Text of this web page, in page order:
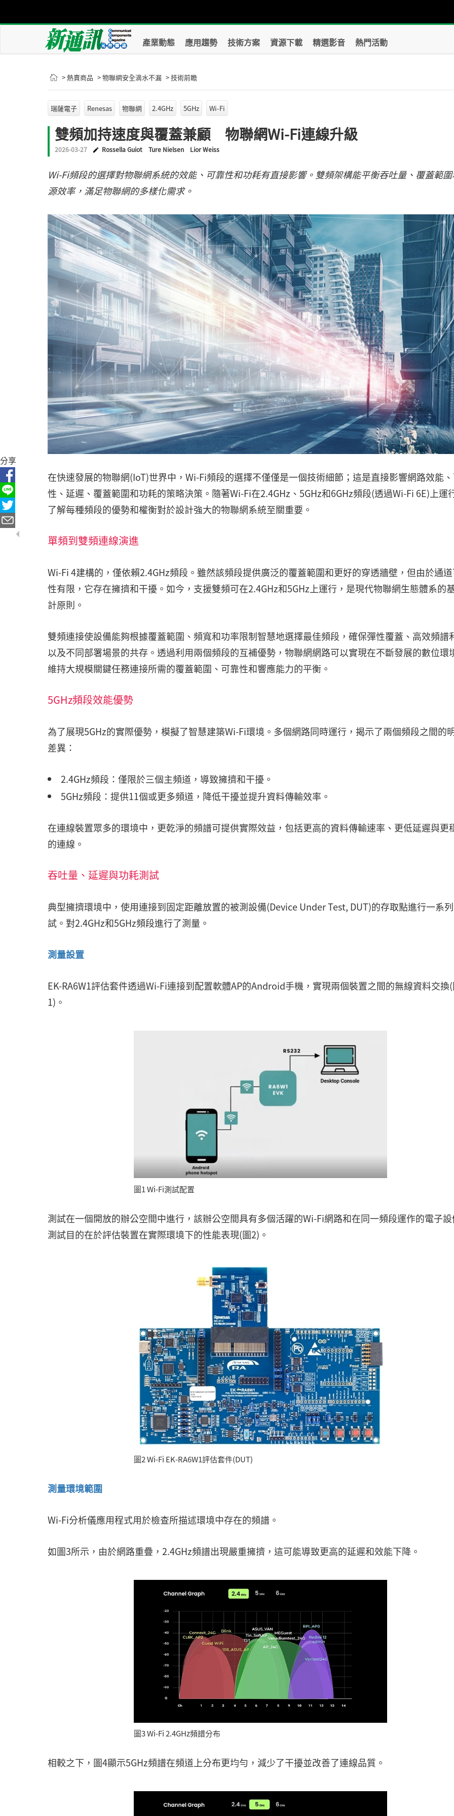
產業動態 應用趨勢 技術方案 資源下載 精選影音 熱門活動
> 熱賣商品 > 物聯網安全滴水不漏 > 技術前瞻
瑞薩電子 Renesas 物聯網 2.4GHz 5GHz Wi-Fi
雙頻加持速度與覆蓋兼顧 物聯網Wi-Fi連線升級
2026-03-27 Rossella Guiot Ture Nielsen Lior Weiss
Wi-Fi頻段的選擇對物聯網系統的效能、可靠性和功耗有直接影響。雙頻架構能平衡吞吐量、覆蓋範
源效率，滿足物聯網的多樣化需求。
在快速發展的物聯網(IoT)世界中，Wi-Fi頻段的選擇不僅僅是一個技術細節；這是直接影響網路效能
性、延遲、覆蓋範圍和功耗的策略決策。隨著Wi-Fi在2.4GHz、5GHz和6GHz頻段(透過Wi-Fi 6E)上運
了解每種頻段的優勢和權衡對於設計強大的物聯網系統至關重要。
單頻到雙頻連線演進
Wi-Fi 4建構的，僅依賴2.4GHz頻段。雖然該頻段提供廣泛的覆蓋範圍和更好的穿透牆壁，但由於通
性有限，它存在擁擠和干擾。如今，支援雙頻可在2.4GHz和5GHz上運行，是現代物聯網生態體系的
計原則。
雙頻連接使設備能夠根據覆蓋範圍、頻寬和功率限制智慧地選擇最佳頻段，確保彈性覆蓋、高效頻譜
以及不同部署場景的共存。透過利用兩個頻段的互補優勢，物聯網網路可以實現在不斷發展的數位環
維持大規模關鍵任務連接所需的覆蓋範圍、可靠性和響應能力的平衡。
5GHz頻段效能優勢
為了展現5GHz的實際優勢，模擬了智慧建築Wi-Fi環境。多個網路同時運行，揭示了兩個頻段之間的
差異：
2.4GHz頻段：僅限於三個主頻道，導致擁擠和干擾。
5GHz頻段：提供11個或更多頻道，降低干擾並提升資料傳輸效率。
在連線裝置眾多的環境中，更乾淨的頻譜可提供實際效益，包括更高的資料傳輸速率、更低延遲與更
的連線。
吞吐量、延遲與功耗測試
典型擁擠環境中，使用連接到固定距離放置的被測設備(Device Under Test, DUT)的存取點進行一系
試。對2.4GHz和5GHz頻段進行了測量。
測量設置
EK-RA6W1評估套件透過Wi-Fi連接到配置軟體AP的Android手機，實現兩個裝置之間的無線資料交換
1)。
圖1 Wi-Fi測試配置
測試在一個開放的辦公空間中進行，該辦公空間具有多個活躍的Wi-Fi網路和在同一頻段運作的電子
測試目的在於評估裝置在實際環境下的性能表現(圖2)。
圖2 Wi-Fi EK-RA6W1評估套件(DUT)
測量環境範圍
Wi-Fi分析儀應用程式用於檢查所描述環境中存在的頻譜。
如圖3所示，由於網路重疊，2.4GHz頻譜出現嚴重擁擠，這可能導致更高的延遲和效能下降。
圖3 Wi-Fi 2.4GHz頻譜分布
相較之下，圖4顯示5GHz頻譜在頻道上分布更均勻，減少了干擾並改善了連線品質。
分享